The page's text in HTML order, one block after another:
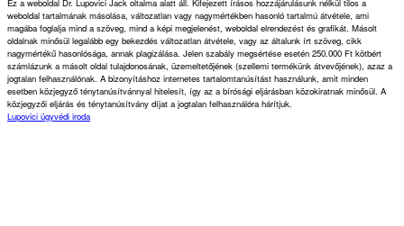
Ez a weboldal Dr. Lupovici Jack oltalma alatt áll. Kifejezett írásos hozzájárulásunk nélkül tilos a
weboldal tartalmának másolása, változatlan vagy nagymértékben hasonló tartalmú átvétele, ami
magába foglalja mind a szöveg, mind a képi megjelenést, weboldal elrendezést és grafikát. Másolt
oldalnak minősül legalább egy bekezdés változatlan átvétele, vagy az általunk írt szöveg, cikk
nagymértékű hasonlósága, annak plagizálása. Jelen szabály megsértése esetén 250.000 Ft kötbért
számlázunk a másolt oldal tulajdonosának, üzemeltetőjének (szellemi termékünk átvevőjének), azaz a
jogtalan felhasználónak. A bizonyításhoz internetes tartalomtanúsítást használunk, amit minden
esetben közjegyző ténytanúsítvánnyal hitelesít, így az a bírósági eljárásban közokiratnak minősül. A
közjegyzői eljárás és ténytanúsítvány díjat a jogtalan felhasználóra hárítjuk.
Lupovici ügyvédi iroda